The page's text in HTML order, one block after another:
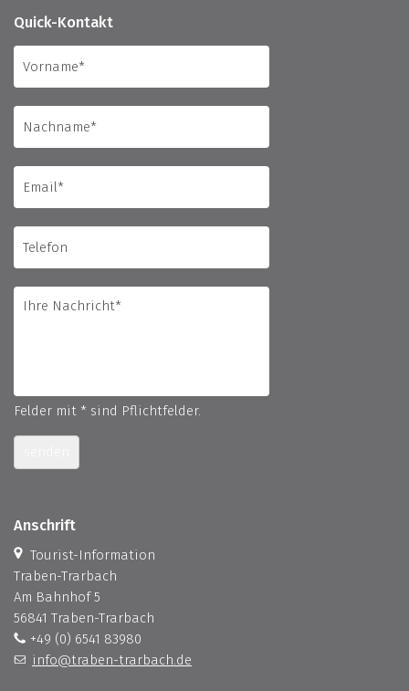
Quick-Kontakt
Felder mit * sind Pflichtfelder.
Anschrift
Tourist-Information
Traben-Trarbach
Am Bahnhof 5
56841 Traben-Trarbach
+49 (0) 6541 83980
info@traben-trarbach.de